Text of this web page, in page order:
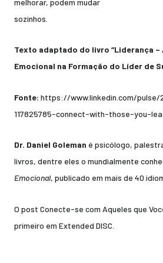
sozinhos.
Texto adaptado do livro “Liderança –
Emocional na Formação do Líder de
Fonte: https://www.linkedin.com/pulse/
117825785-connect-with-those-you-
Dr. Daniel Goleman é psicólogo,
livros, dentre eles o mundialmente
Emocional, publicado em mais de 40
O post Conecte-se com Aqueles que
primeiro em Extended DISC